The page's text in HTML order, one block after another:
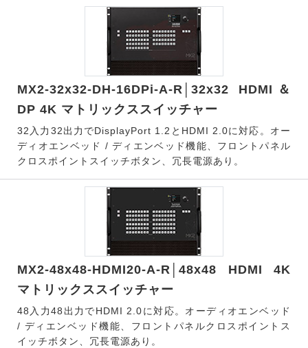
MX2-32x32-DH-16DPi-A-R│32x32 HDMI＆
DP 4K マトリックススイッチャー
32入力32出力でDisplayPort 1.2とHDMI 2.0に対応。オー
ディオエンベッド / ディエンベッド機能、フロントパネル
クロスポイントスイッチボタン、冗長電源あり。
MX2-48x48-HDMI20-A-R│48x48 HDMI 4K
マトリックススイッチャー
48入力48出力でHDMI 2.0に対応。オーディオエンベッド
/ ディエンベッド機能、フロントパネルクロスポイントス
イッチボタン、冗長電源あり。